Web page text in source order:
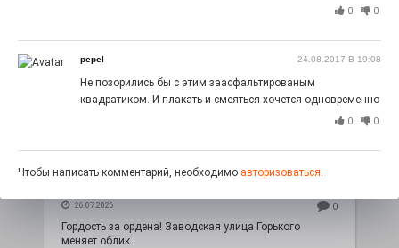
Юбилейным курсом
26.07.2026 0
Гордость за ордена! Заводская улица Горького
меняет облик.
0 0
pepel 24.08.2017 В 19:08
Не позорились бы с этим заасфальтированым
квадратиком. И плакать и смеяться хочется одновременно
0 0
Чтобы написать комментарий, необходимо авторизоваться.